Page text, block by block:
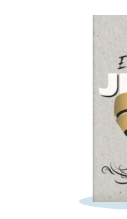
Schrijf hieronder je